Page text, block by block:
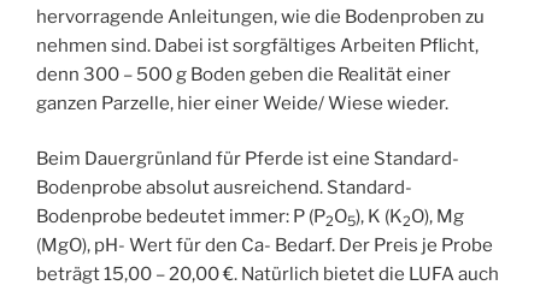
hervorragende Anleitungen, wie die Bodenproben zu
nehmen sind. Dabei ist sorgfältiges Arbeiten Pflicht,
denn 300 – 500 g Boden geben die Realität einer
ganzen Parzelle, hier einer Weide/ Wiese wieder.
Beim Dauergrünland für Pferde ist eine Standard-
Bodenprobe absolut ausreichend. Standard-
Bodenprobe bedeutet immer: P (P2O5), K (K2O), Mg
(MgO), pH- Wert für den Ca- Bedarf. Der Preis je Probe
beträgt 15,00 – 20,00 €. Natürlich bietet die LUFA auch